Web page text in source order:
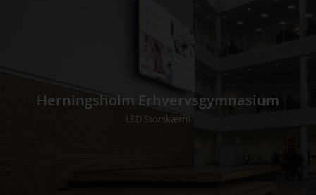
Herningsholm Erhvervsgymnasium
LED Storskærm